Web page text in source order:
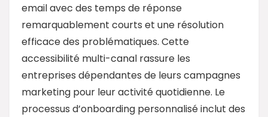
email avec des temps de réponse
remarquablement courts et une résolution
efficace des problématiques. Cette
accessibilité multi-canal rassure les
entreprises dépendantes de leurs campagnes
marketing pour leur activité quotidienne. Le
processus d’onboarding personnalisé inclut des